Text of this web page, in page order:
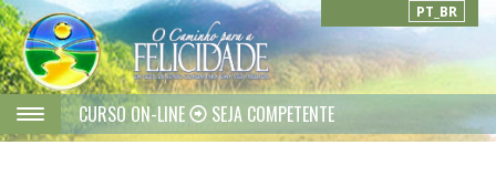
PT_BR
CURSO ON-LINE SEJA COMPETENTE